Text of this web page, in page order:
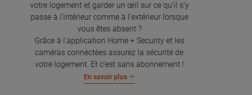
votre logement et garder un œil sur ce qu’il s’y
passe à l’intérieur comme à l’extérieur lorsque
vous êtes absent ?
Grâce à l'application Home + Security et les
caméras connectées assurez la sécurité de
votre logement. Et c'est sans abonnement !
En savoir plus